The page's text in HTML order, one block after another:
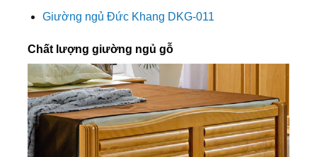
Giường ngủ Đức Khang DKG-011
Chất lượng giường ngủ gỗ